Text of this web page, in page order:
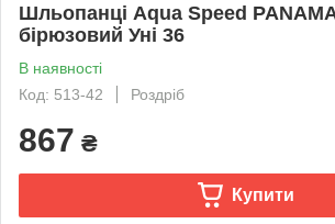
Шльопанці Aqua Speed
бірюзовий Уні 36
В наявності
Код: 513-42
Роздріб
867 ₴
Купити